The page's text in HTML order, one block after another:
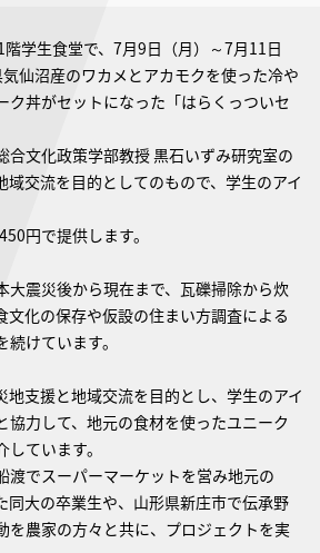
学生食堂で、7月9日（月）～7月11日
気仙沼産のワカメとアカモクを使った冷や
ク丼がセットになった「はらくっついセ
合文化政策学部教授 黒石いずみ研究室の
域交流を目的としてのもので、学生のアイ
円で提供します。
大震災後から現在まで、瓦礫掃除から炊
文化の保存や仮設の住まい方調査による
けています。
地支援と地域交流を目的とし、学生のアイ
協力して、地元の食材を使ったユニーク
ています。
渡でスーパーマーケットを営み地元の
同大の卒業生や、山形県新庄市で伝承野
を農家の方々と共に、プロジェクトを実